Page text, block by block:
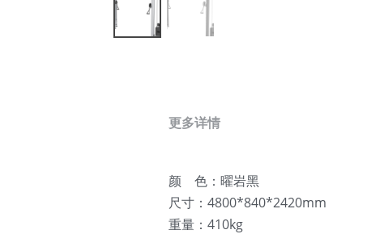
更多详情
颜    色：曜岩黑
尺寸：4800*840*2420mm
重量：410kg